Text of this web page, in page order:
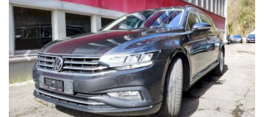
Precedente